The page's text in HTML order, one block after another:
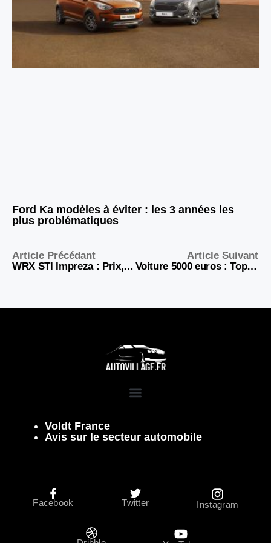
Ford Ka modèles à éviter : les 3 années les
plus problématiques
Article Précédant
WRX STI Impreza : Prix, fiabilité et avis d’experts 2026
Article Suivant
Voiture 5000 euros : Top 10 des meilleures occasions 2026
Voldt France
Avis sur le secteur automobile
Facebook Twitter Instagram